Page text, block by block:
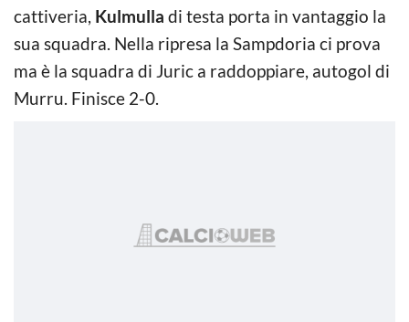
cattiveria, Kulmulla di testa porta in vantaggio la
sua squadra. Nella ripresa la Sampdoria ci prova
ma è la squadra di Juric a raddoppiare, autogol di
Murru. Finisce 2-0.